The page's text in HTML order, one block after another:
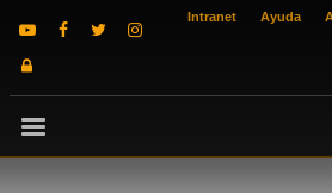
Intranet Ayuda